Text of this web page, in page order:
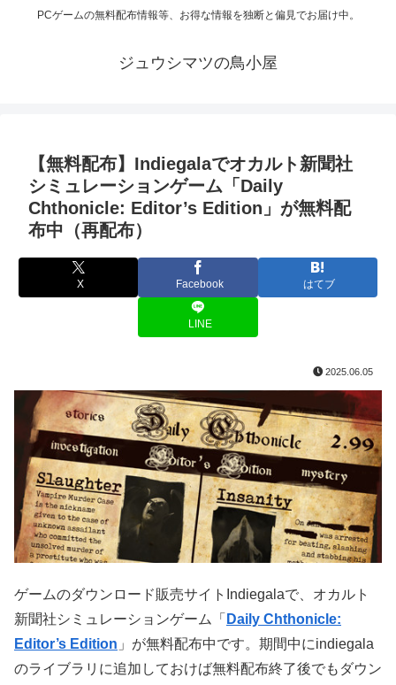
PCゲームの無料配布情報等、お得な情報を独断と偏見でお届け中。
ジュウシマツの鳥小屋
【無料配布】Indiegalaでオカルト新聞社
シミュレーションゲーム「Daily
Chthonicle: Editor’s Edition」が無料配
布中（再配布）
X Facebook はてブ
LINE
2025.06.05
ゲームのダウンロード販売サイトIndiegalaで、オカルト
新聞社シミュレーションゲーム「 Daily Chthonicle:
Editor’s Edition 」が無料配布中です。期間中にindiegala
のライブラリに追加しておけば無料配布終了後でもダウン